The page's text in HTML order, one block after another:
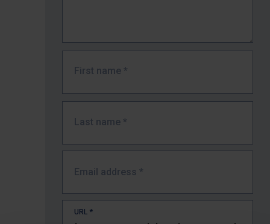
First name *
Last name *
Email address *
URL *